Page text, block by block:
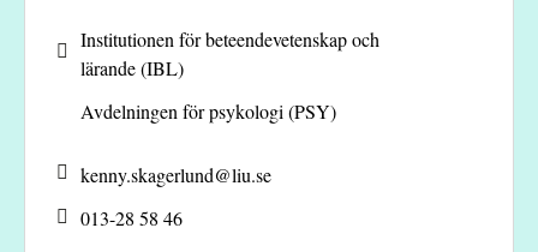
Institutionen för beteendevetenskap och
lärande (IBL)
Avdelningen för psykologi (PSY)
kenny.skagerlund@liu.se
013-28 58 46